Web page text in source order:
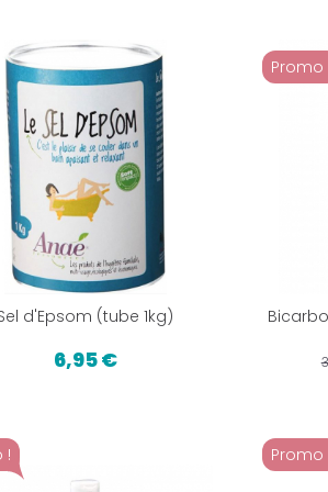
d'Epsom (tube 1kg)
6,95 €
Promo
! Promo